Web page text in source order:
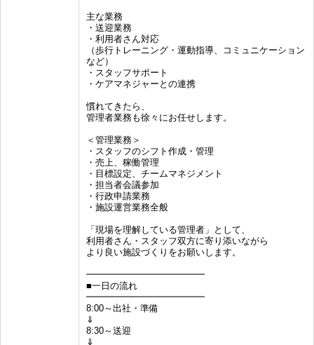
主な業務
・送迎業務
・利用者さん対応
（歩行トレーニング・運動指導、コミュニケーション
など）
・スタッフサポート
・ケアマネジャーとの連携
慣れてきたら、
管理者業務も徐々にお任せします。
＜管理業務＞
・スタッフのシフト作成・管理
・売上、稼働管理
・目標設定、チームマネジメント
・担当者会議参加
・行政申請業務
・施設運営業務全般
「現場を理解している管理者」として、
利用者さん・スタッフ双方に寄り添いながら
より良い施設づくりをお願いします。
━━━━━━━━━━━━━
■一日の流れ
━━━━━━━━━━━━━
8:00～出社・準備
⇓
8:30～送迎
⇓